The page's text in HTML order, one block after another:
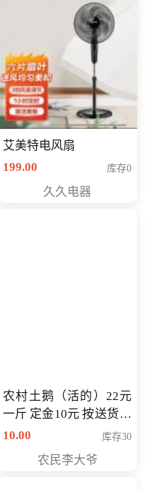
艾美特电风扇
199.00
库存0
久久电器
农村土鹅（活的）22元
一斤 定金10元 按送货交
付时秤重计算货款 定金
10.00 库存30
农民李大爷